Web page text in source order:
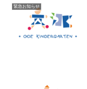
緊急お知らせ